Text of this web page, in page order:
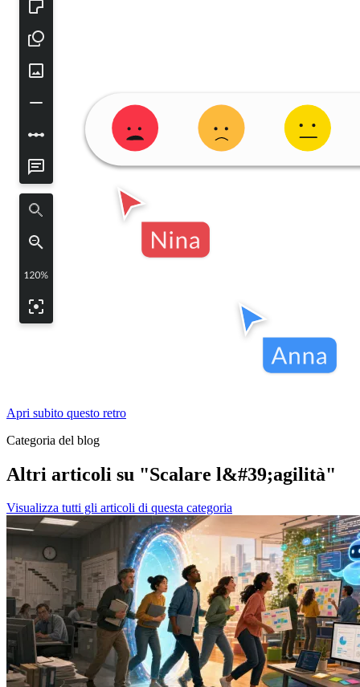
Apri subito questo retro
Categoria del blog
Altri articoli su "Scalare l&#39;agilità"
Visualizza tutti gli articoli di questa categoria